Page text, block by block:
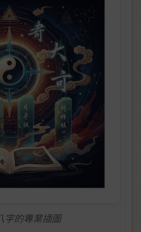
字的專業插圖